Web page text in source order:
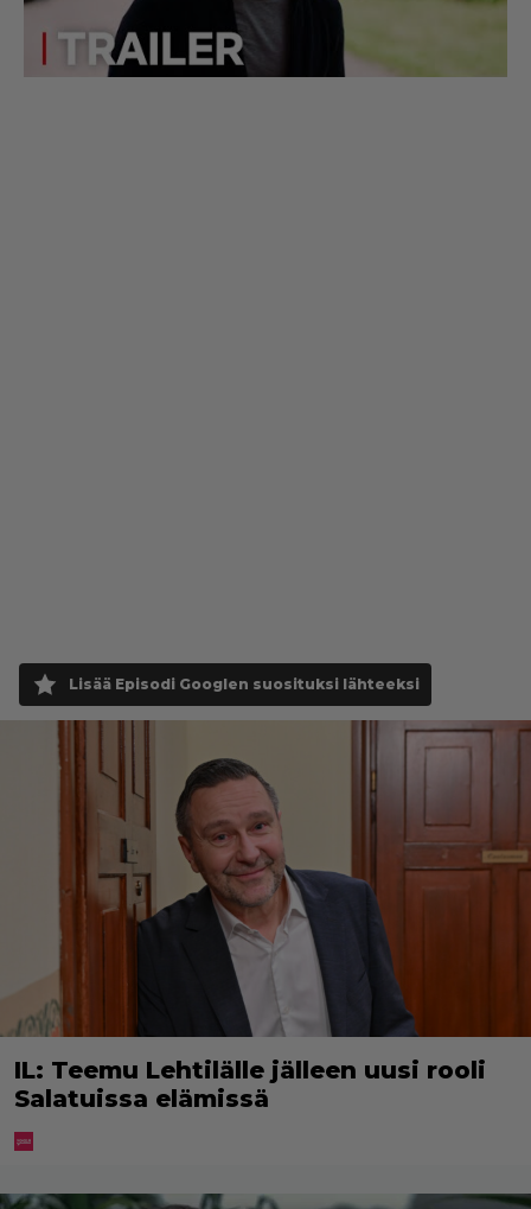
Lisää Episodi Googlen suosituksi lähteeksi
IL: Teemu Lehtilälle jälleen uusi rooli
Salatuissa elämissä